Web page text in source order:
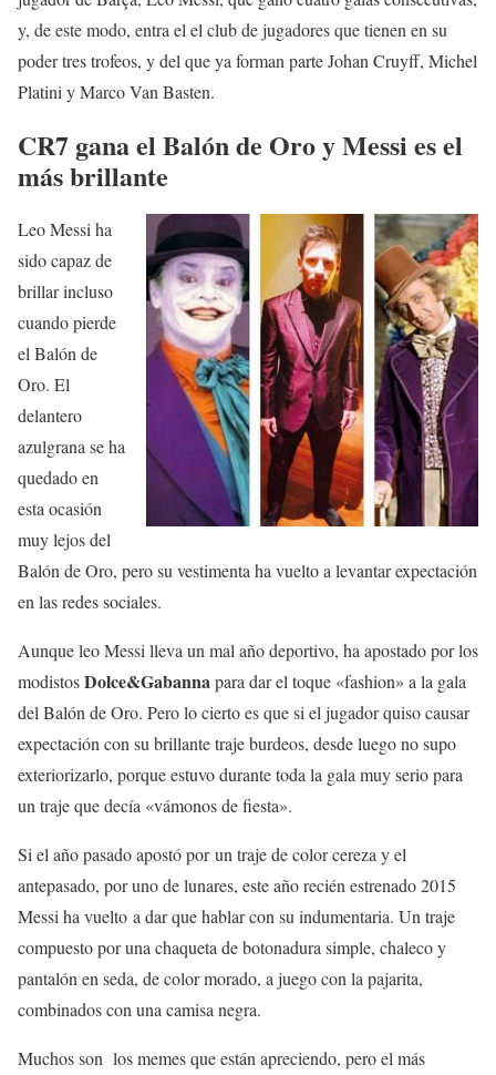
y, de este modo, entra el el club de jugadores que tienen en su
poder tres trofeos, y del que ya forman parte Johan Cruyff, Michel
Platini y Marco Van Basten.
CR7 gana el Balón de Oro y Messi es el
más brillante
Leo Messi ha
sido capaz de
brillar incluso
cuando pierde
el Balón de
Oro. El
delantero
azulgrana se ha
quedado en
esta ocasión
muy lejos del
Balón de Oro, pero su vestimenta ha vuelto a levantar expectación
en las redes sociales.
Aunque leo Messi lleva un mal año deportivo, ha apostado por los
modistosDolce&Gabanna para dar el toque «fashion» a la gala
del Balón de Oro. Pero lo cierto es que si el jugador quiso causar
expectación con su brillante traje burdeos, desde luego no supo
exteriorizarlo, porque estuvo durante toda la gala muy serio para
un traje que decía «vámonos de fiesta».
Si el año pasado apostó por un traje de color cereza y el
antepasado, por uno de lunares, este año recién estrenado 2015
Messi ha vuelto a dar que hablar con su indumentaria. Un traje
compuesto por una chaqueta de botonadura simple, chaleco y
pantalón en seda, de color morado, a juego con la pajarita,
combinados con una camisa negra.
Muchos son los memes que están apreciendo, pero el más